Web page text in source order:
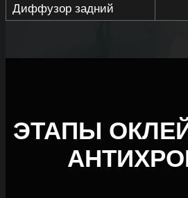
Диффузор задний
ЭТАПЫ